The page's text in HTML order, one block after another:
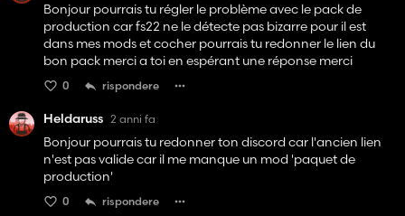
Bonjour pourrais tu régler le problème avec le pack de
production car fs22 ne le détecte pas bizarre pour il est
dans mes mods et cocher pourrais tu redonner le lien du
bon pack merci a toi en espérant une réponse merci
0 rispondere
Heldaruss 2 anni fa
Bonjour pourrais tu redonner ton discord car l'ancien lien
n'est pas valide car il me manque un mod 'paquet de
production'
0 rispondere